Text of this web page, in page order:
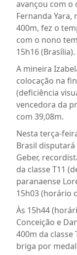
avançou com o
Fernanda
400m, fez o
com o nono
15h16 (Brasília).
A mineira
colocação na
(deficiência
vencedora da
com 39,08m.
Nesta terça-
Brasil disputará
Geber,
da classe T11
paranaense
15h03 (horário
Às 15h44
Conceição e
400m da classe
briga por